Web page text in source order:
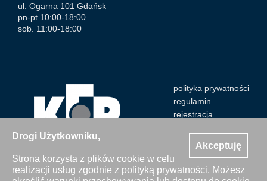
Akceptuję
Drogi Użytkowniku,
Strona korzysta z plików cookie w celu
realizacji usług zgodnie z polityką prywatności. Możesz
ul. Ogarna 101 Gdańsk
pn-pt 10:00-18:00
sob. 11:00-18:00
polityka prywatności
regulamin
rejestracja
Wszystkie zdjęcia Agencji Kosycarz Foto Press/KFP są